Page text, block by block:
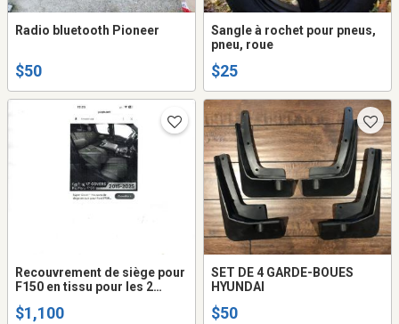
Radio bluetooth Pioneer
$50
Sangle à rochet pour pneus,
pneu, roue
$25
Recouvrement de siège pour
F150 en tissu pour les 2
banquette
$1,100
SET DE 4 GARDE-BOUES
HYUNDAI
$50